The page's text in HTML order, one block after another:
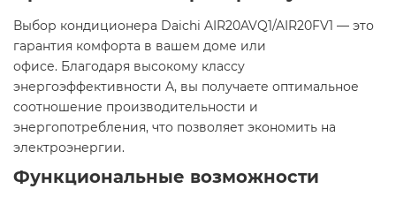
Выбор кондиционера Daichi AIR20AVQ1/AIR20FV1 — это
гарантия комфорта в вашем доме или
офисе. Благодаря высокому классу
энергоэффективности A, вы получаете оптимальное
соотношение производительности и
энергопотребления, что позволяет экономить на
электроэнергии. ​
Функциональные возможности